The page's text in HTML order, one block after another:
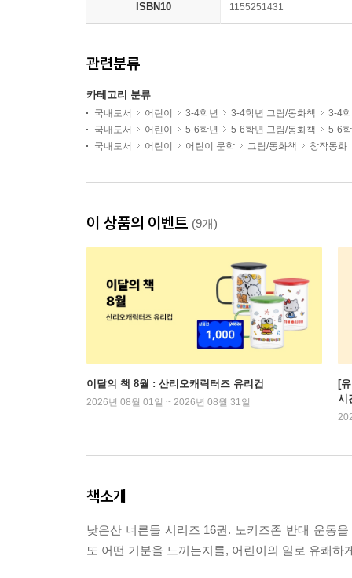
ISBN10 1155251431
관련분류
카테고리 분류
국내도서 어린이 3-4학년 3-4학년 그림/동화책
3-4
국내도서
어린이 5-6학년 5-6학년 그림/동화책
5-6
국내도서
어린이 어린이 문학 그림/동화책 창작동화
이 상품의 이벤트 (9개)
이달의 책 8월 : 산리오캐릭터즈 유리컵
2026년 08월 01일 ~ 2026년 08월 31일
[
시
책소개
낮은산 너른들 시리즈 16권. 노키즈존 반대 운동
또 어떤 기분을 느끼는지를, 어린이의 일로 유쾌하